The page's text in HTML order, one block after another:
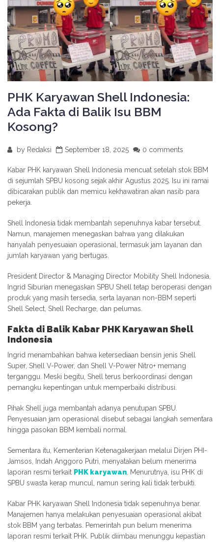
PHK Karyawan Shell Indonesia:
Ada Fakta di Balik Isu BBM
Kosong?
by Redaksi September 18, 2025 0 comments
Kabar PHK karyawan Shell Indonesia mencuat setelah stok BBM
di sejumlah SPBU kosong sejak akhir Agustus 2025. Isu ini ramai
dibicarakan publik dan memicu kekhawatiran akan nasib para
pekerja.
Shell Indonesia tidak membantah sepenuhnya kabar tersebut.
Namun, manajemen menegaskan bahwa yang dilakukan
hanyalah penyesuaian operasional, termasuk jam layanan dan
jumlah karyawan yang bertugas.
President Director & Managing Director Mobility Shell Indonesia,
Ingrid Siburian menegaskan SPBU Shell tetap beroperasi dengan
produk yang masih tersedia, serta layanan non-BBM seperti
Shell Select, Shell Recharge, dan pelumas.
Fakta di Balik Kabar PHK Karyawan Shell
Indonesia
Ingrid menambahkan bahwa ketersediaan bensin jenis Shell
Super, Shell V-Power, dan Shell V-Power Nitro+ memang
terganggu. Meski begitu, Shell terus berkoordinasi dengan
pemangku kepentingan untuk memperbaiki distribusi.
Pihak Shell juga membantah adanya penutupan SPBU.
Penyesuaian jam operasional disebut sebagai langkah sementara
hingga pasokan BBM kembali normal.
Sementara itu, Kementerian Ketenagakerjaan melalui Dirjen PHI-
Jamsos, Indah Anggoro Putri, menyatakan belum menerima
laporan resmi terkait PHK karyawan . Menurutnya, isu PHK di
SPBU swasta kerap muncul, namun sering kali tidak terbukti.
Kabar PHK karyawan Shell Indonesia tidak sepenuhnya benar.
Manajemen hanya melakukan penyesuaian operasional akibat
stok BBM yang terbatas. Pemerintah pun belum menerima
laporan resmi terkait PHK. Publik diimbau menunggu kepastian